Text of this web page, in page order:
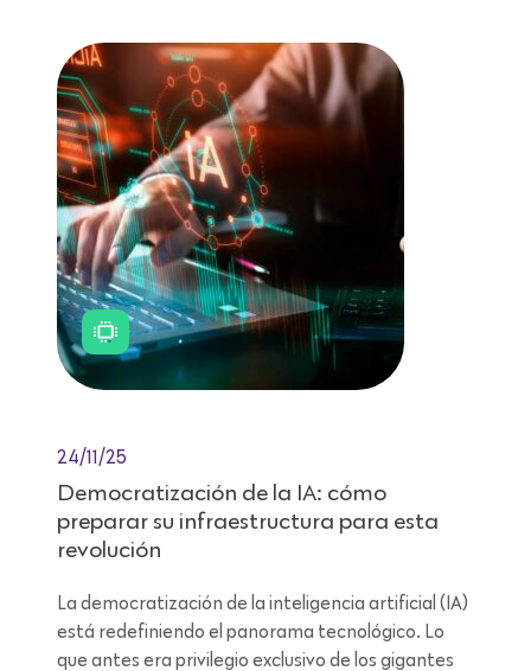
24/11/25
Democratización de la IA: cómo
preparar su infraestructura para esta
revolución
La democratización de la inteligencia artificial (IA)
está redefiniendo el panorama tecnológico. Lo
que antes era privilegio exclusivo de los gigantes